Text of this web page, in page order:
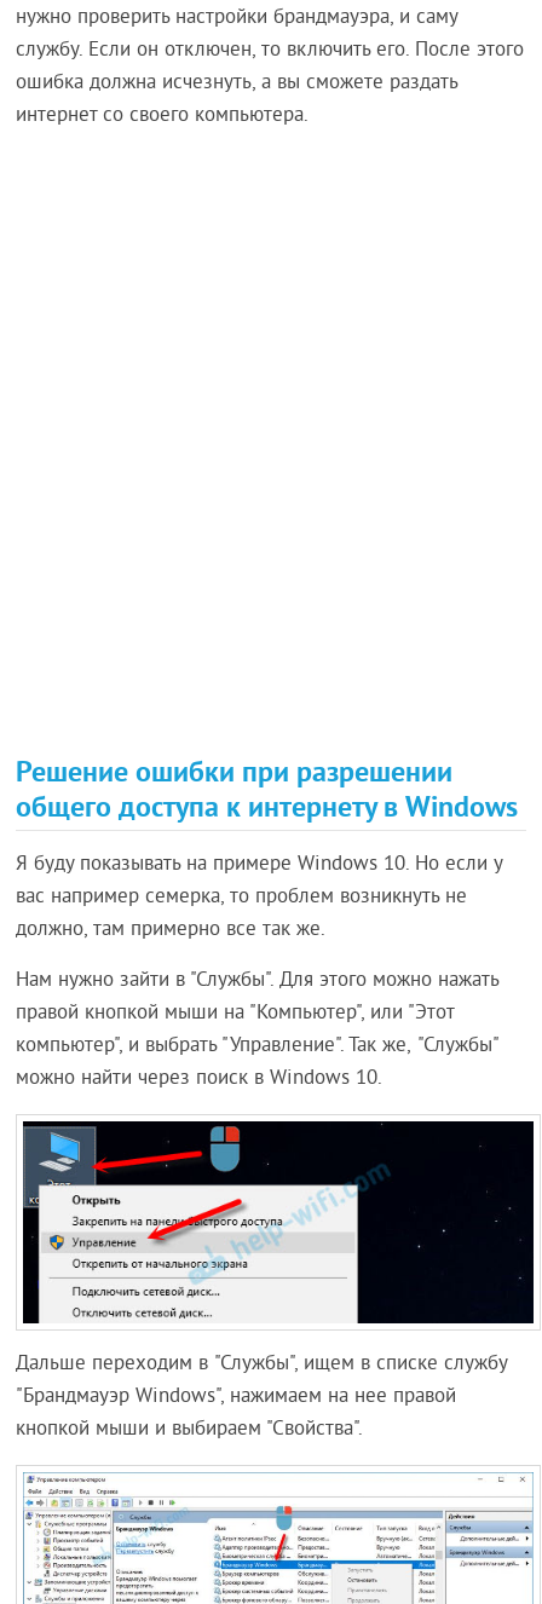
нужно проверить настройки брандмауэра, и саму
службу. Если он отключен, то включить его. После этого
ошибка должна исчезнуть, а вы сможете раздать
интернет со своего компьютера.
Решение ошибки при разрешении
общего доступа к интернету в Windows
Я буду показывать на примере Windows 10. Но если у
вас например семерка, то проблем возникнуть не
должно, там примерно все так же.
Нам нужно зайти в "Службы". Для этого можно нажать
правой кнопкой мыши на "Компьютер", или "Этот
компьютер", и выбрать "Управление". Так же, "Службы"
можно найти через поиск в Windows 10.
Дальше переходим в "Службы", ищем в списке службу
"Брандмауэр Windows", нажимаем на нее правой
кнопкой мыши и выбираем "Свойства".